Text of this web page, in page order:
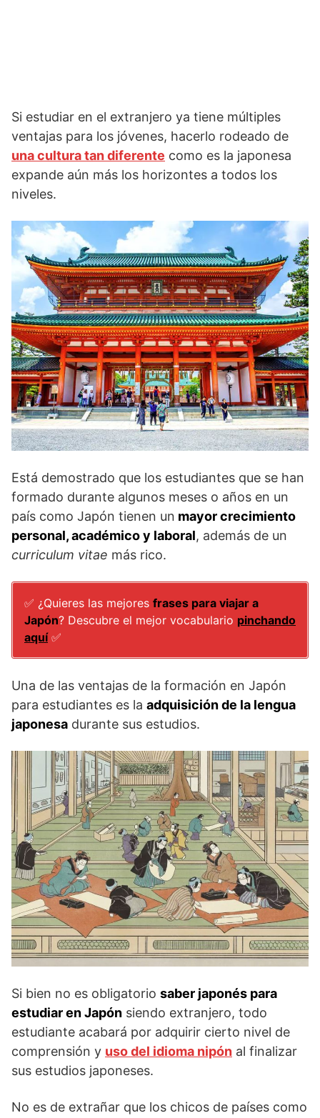
Si estudiar en el extranjero ya tiene múltiples
ventajas para los jóvenes, hacerlo rodeado de
una cultura tan diferente como es la japonesa
expande aún más los horizontes a todos los
niveles.
Está demostrado que los estudiantes que se han
formado durante algunos meses o años en un
país como Japón tienen un mayor crecimiento
personal, académico y laboral, además de un
curriculum vitae más rico.
✅ ¿Quieres las mejores frases para viajar a
Japón? Descubre el mejor vocabulario pinchando
aquí ✅
Una de las ventajas de la formación en Japón
para estudiantes es la adquisición de la lengua
japonesa durante sus estudios.
Si bien no es obligatorio saber japonés para
estudiar en Japón siendo extranjero, todo
estudiante acabará por adquirir cierto nivel de
comprensión y uso del idioma nipón al finalizar
sus estudios japoneses.
No es de extrañar que los chicos de países como